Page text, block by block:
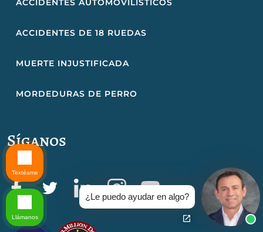
ACCIDENTES AUTOMOVILÍSTICOS
ACCIDENTES DE 18 RUEDAS
MUERTE INJUSTIFICADA
MORDEDURAS DE PERRO
Síganos
¿Le puedo ayudar en algo?
Textéame
Llámanos